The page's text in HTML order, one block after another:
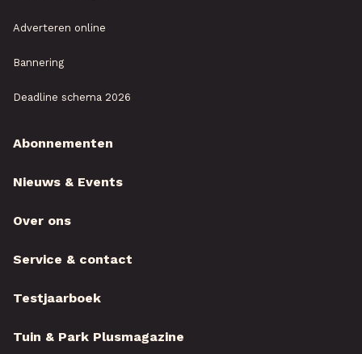
Adverteren online
Bannering
Deadline schema 2026
Abonnementen
Nieuws & Events
Over ons
Service & contact
Testjaarboek
Tuin & Park Plusmagazine